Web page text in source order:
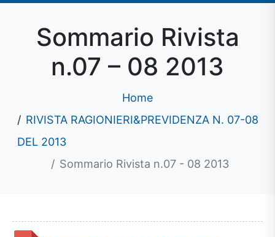
Sommario Rivista
n.07 – 08 2013
Home
RIVISTA RAGIONIERI&PREVIDENZA N. 07-08
DEL 2013
Sommario Rivista n.07 - 08 2013